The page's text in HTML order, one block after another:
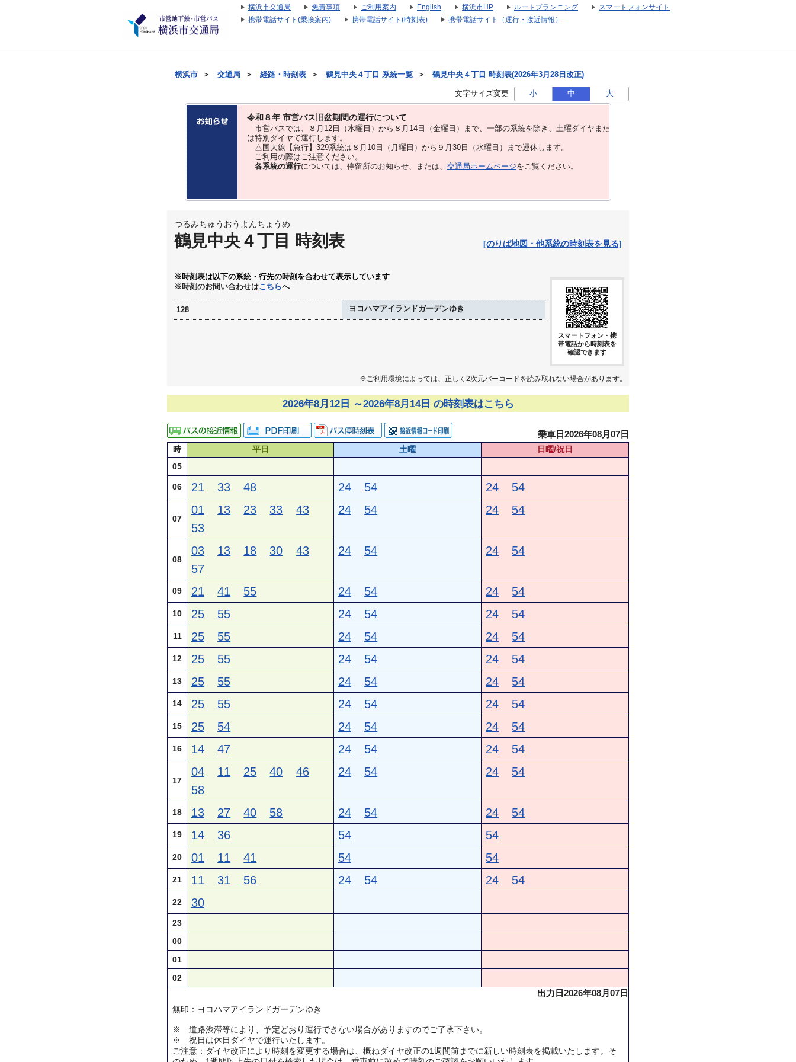
横浜市交通局 免責事項 ご利用案内 English 横浜市HP ルートプランニング
スマートフォンサイト
携帯電話サイト(乗換案内)
携帯電話サイト(時刻表) 携帯電話サイト（運行・接近情報）
横浜市 ＞ 交通局 ＞ 経路・時刻表 ＞ 鶴見中央４丁目 系統一覧 ＞ 鶴見中央４丁目 時刻表(2026年3月28日改正)
文字サイズ変更 小 中 大
令和８年 市営バス旧盆期間の運行について
市営バスでは、８⽉12⽇（水曜日）から８⽉14⽇（金曜日）まで、⼀部の系統を除き、⼟曜ダイヤまた
は特別ダイヤで運⾏します。
△国大線【急行】329系統は８月10日（月曜日）から９月30日（水曜日）まで運休します。
ご利用の際はご注意ください。
各系統の運行については、停留所のお知らせ、または、 交通局ホームページをご覧ください。
つるみちゅうおうよんちょうめ
鶴見中央４丁目 時刻表 [のりば地図・他系統の時刻表を見る]
※時刻表は以下の系統・行先の時刻を合わせて表示しています
※時刻のお問い合わせはこちらへ
128 ヨコハマアイランドガーデンゆき
スマートフォン・携
帯電話から時刻表を
確認できます
※ご利用環境によっては、正しく2次元バーコードを読み取れない場合があります。
2026年8月12日 ～2026年8月14日 の時刻表はこちら
乗車日2026年08月07日
時 平日 土曜
日曜/祝日
05
06 21 33 48 24 54 24 54
07
01 13 23 33
43
53
24 54 24 54
08
03 13 18 30
43
57
24 54 24 54
09 21 41 55 24 54 24 54
10 25 55 24 54 24 54
11 25 55 24 54 24 54
12 25 55 24 54 24 54
13 25 55 24 54 24 54
14 25 55 24 54 24 54
15 25 54 24 54 24 54
16 14 47 24 54 24 54
17
04 11 25 40
46
58
24 54 24 54
18 13 27 40 58 24 54 24 54
19 14 36 54 54
20 01 11 41 54 54
21 11 31 56 24 54 24 54
22 30
23
00
01
02
出力日2026年08月07日
無印：ヨコハマアイランドガーデンゆき
※ 道路渋滞等により、予定どおり運行できない場合がありますのでご了承下さい。
※ 祝日は休日ダイヤで運行いたします。
ご注意：ダイヤ改正により時刻を変更する場合は、概ねダイヤ改正の1週間前までに新しい時刻表を掲載いたします。そ